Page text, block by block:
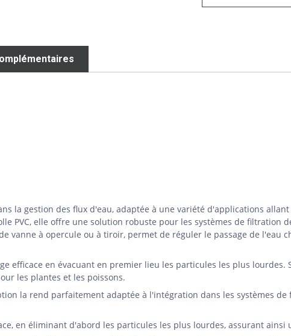
la gestion des flux d'eau, adaptée à une variété d'applications allant
PVC, elle offre une solution robuste pour les systèmes de filtration
vanne à opercule ou à tiroir, permet de réguler le passage de l'eau
efficace en évacuant en premier lieu les particules les plus lourdes.
les plantes et les poissons.
la rend parfaitement adaptée à l'intégration dans les systèmes
en éliminant d'abord les particules les plus lourdes, assurant ainsi